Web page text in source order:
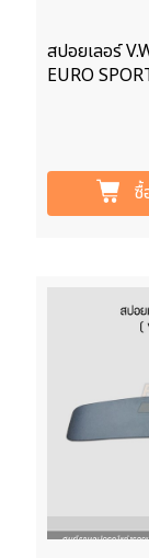
สปอยเลอร์
EURO
ซื้